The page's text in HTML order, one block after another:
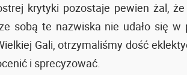
krytyki pozostaje pewien żal,
sobą te nazwiska nie udało się w
Gali, otrzymaliśmy dość
i sprecyzować.